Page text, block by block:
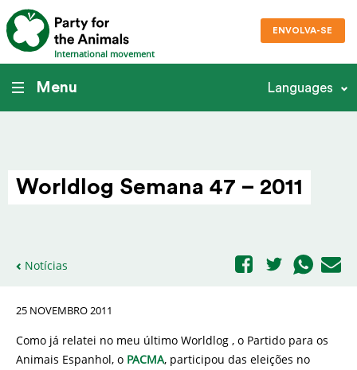
International movement
ENVOLVA-SE
Menu Languages
Worldlog Semana 47 – 2011
Notícias
25 NOVEMBRO 2011
Como já relatei no meu último Worldlog , o Partido para os
Animais Espanhol, o PACMA, participou das eleições no